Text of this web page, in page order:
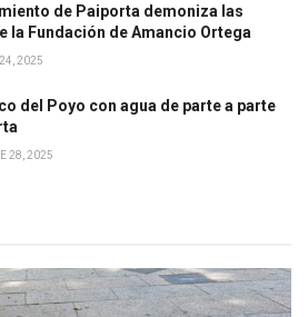
de Paiporta demoniza las
la Fundación de Amancio Ortega
2025
del Poyo con agua de parte a parte
28, 2025